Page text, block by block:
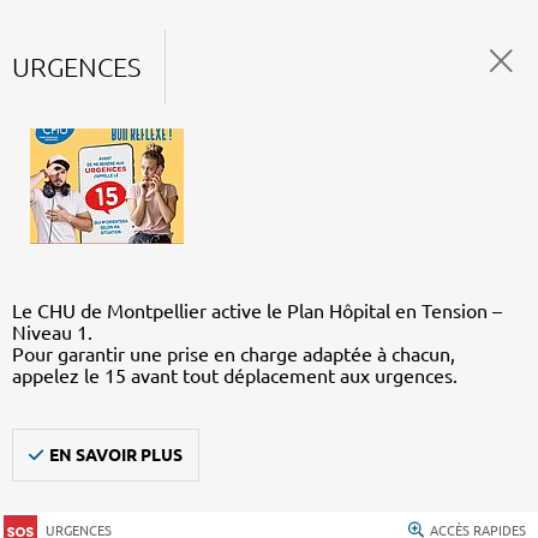
URGENCES
Le CHU de Montpellier active le Plan Hôpital en Tension –
Niveau 1.
Pour garantir une prise en charge adaptée à chacun,
appelez le 15 avant tout déplacement aux urgences.
EN SAVOIR PLUS
URGENCES ACCÈS RAPIDES